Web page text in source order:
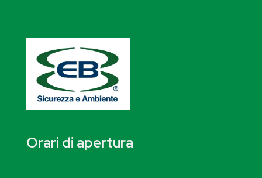
Orari di apertura